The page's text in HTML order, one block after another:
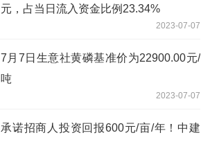
元，占当日流入资金比例23.34%
2023-07-07
7月7日生意社黄磷基准价为22900.00元/
吨
2023-07-07
承诺招商人投资回报600元/亩/年！中建